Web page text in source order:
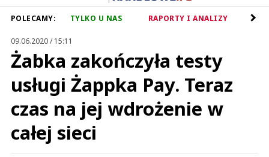
POLECAMY: TYLKO U NAS RAPORTY I ANALIZY
09.06.2020 / 15:11
Żabka zakończyła testy
usługi Żappka Pay. Teraz
czas na jej wdrożenie w
całej sieci